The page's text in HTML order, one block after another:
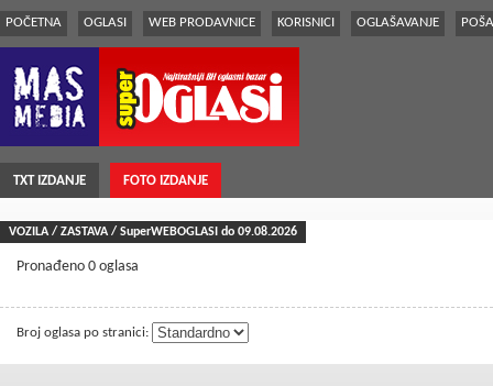
POČETNA OGLASI WEB PRODAVNICE KORISNICI OGLAŠAVANJE
TXT IZDANJE FOTO IZDANJE
VOZILA / ZASTAVA / SuperWEBOGLASI do 09.08.2026
Pronađeno 0 oglasa
Broj oglasa po stranici: